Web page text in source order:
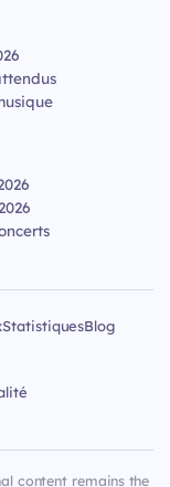
StatistiquesBlog
content remains the